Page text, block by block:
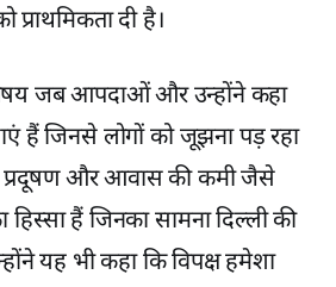
दी है।
जब आपदाओं और उन्होंने कहा
हैं जिनसे लोगों को जूझना पड़ रहा
प्रदूषण और आवास की कमी जैसे
हैं जिनका सामना दिल्ली की
यह भी कहा कि विपक्ष हमेशा